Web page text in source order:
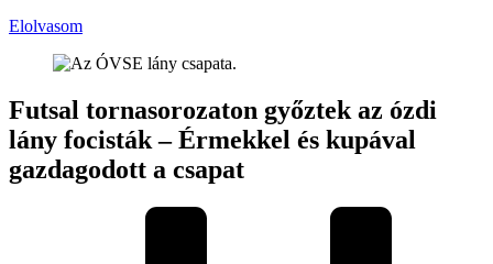
Elolvasom
Futsal tornasorozaton győztek az ózdi
lány focisták – Érmekkel és kupával
gazdagodott a csapat